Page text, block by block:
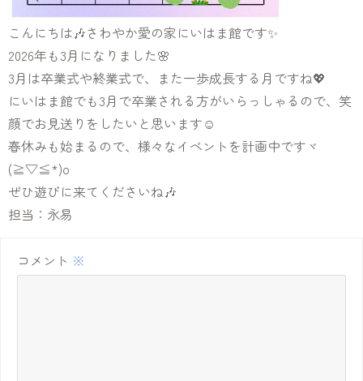
こんにちは🎶さわやか愛の家にいはま館です✨
2026年も3月になりました🌸
3月は卒業式や終業式で、また一歩成長する月ですね💖
にいはま館でも3月で卒業される方がいらっしゃるので、笑
顔でお見送りをしたいと思います☺️
春休みも始まるので、様々なイベントを計画中ですヾ
(≧▽≦*)o
ぜひ遊びに来てくださいね🎶
担当：永易
コメント ※